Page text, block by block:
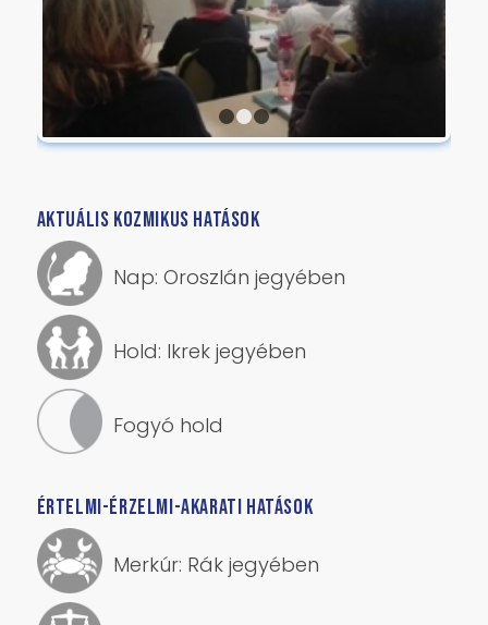
AKTUÁLIS KOZMIKUS HATÁSOK
Nap: Oroszlán jegyében
Hold: Ikrek jegyében
Fogyó hold
ÉRTELMI-ÉRZELMI-AKARATI HATÁSOK
Merkúr: Rák jegyében